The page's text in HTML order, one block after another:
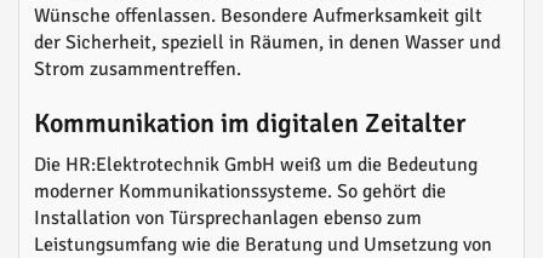
Wünsche offenlassen. Besondere Aufmerksamkeit gilt
der Sicherheit, speziell in Räumen, in denen Wasser und
Strom zusammentreffen.
Kommunikation im digitalen Zeitalter
Die HR:Elektrotechnik GmbH weiß um die Bedeutung
moderner Kommunikationssysteme. So gehört die
Installation von Türsprechanlagen ebenso zum
Leistungsumfang wie die Beratung und Umsetzung von